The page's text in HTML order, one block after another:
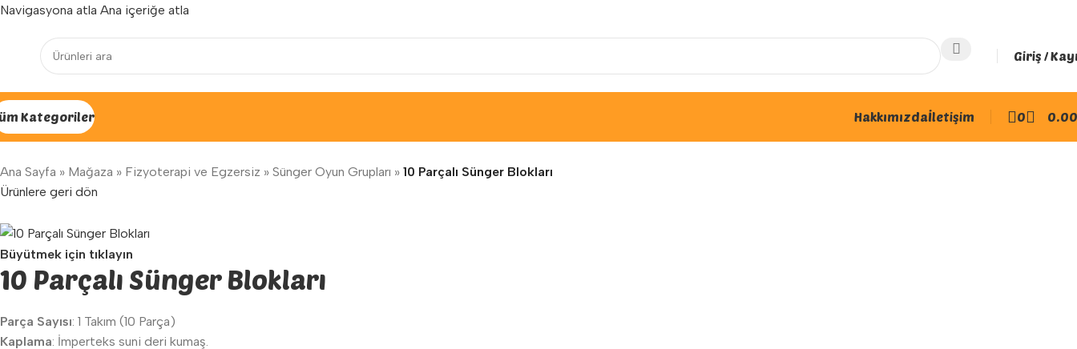
Navigasyona atla Ana içeriğe atla
Yenilenen arayüzümüz ile hizmetinizdeyiz...
Giriş /
Kategoriler Hakkımızdaİletişim 0 0.00
Ana Sayfa » Mağaza » Fizyoterapi ve Egzersiz » Sünger Oyun Grupları » 10 Parçalı Sünger Blokları
Ürünlere geri dön
Büyütmek için tıklayın
10 Parçalı Sünger Blokları
Parça Sayısı: 1 Takım (10 Parça)
Kaplama: İmperteks suni deri kumaş.